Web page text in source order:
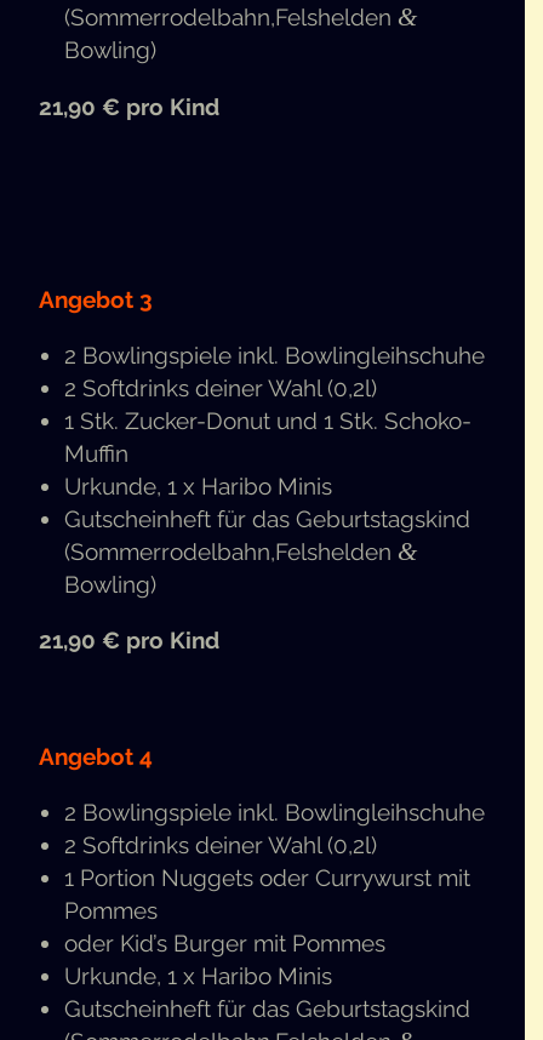
(Sommerrodelbahn,Felshelden &
Bowling)
21,90 € pro Kind
Ange­bot 3
2 Bow­ling­spie­le inkl. Bowlingleihschuhe
2 Soft­drinks dei­ner Wahl (0,2l)
1 Stk. Zucker-Donut und 1 Stk. Schoko-
Muffin
Urkun­de, 1 x Hari­bo Minis
Gut­schein­heft für das Geburts­tags­kind
(Sommerrodelbahn,Felshelden &
Bowling)
21,90 € pro Kind
Ange­bot 4
2 Bow­ling­spie­le inkl. Bowlingleihschuhe
2 Soft­drinks dei­ner Wahl (0,2l)
1 Por­ti­on Nug­gets oder Cur­ry­wurst mit
Pommes
oder Kid’s Bur­ger mit Pommes
Urkun­de, 1 x Hari­bo Minis
Gut­schein­heft für das Geburts­tags­kind